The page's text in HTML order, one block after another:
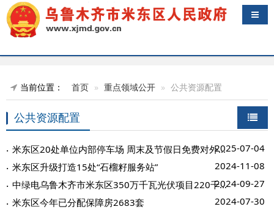
导航
当前位置： 首页 重点领域公开 公共资源配置
公共资源配置
2025-07-04
米东区20处单位内部停车场 周末及节假日免费对外开放
2024-11-08
米东区升级打造15处“石榴籽服务站”
2024-09-27
中绿电乌鲁木齐市米东区350万千瓦光伏项目220千伏送出工程土地复垦方案通过审查的...
2024-07-30
米东区今年已分配保障房2683套